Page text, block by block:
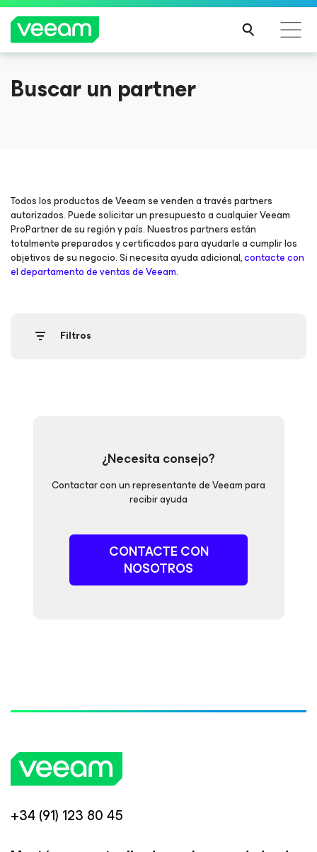
Guía de Veeam para los clientes afectados por la
actualización de contenido de CrowdStrike
Dive into the 2025 Session Lineup
The 2025 VeeamON agenda is here, and it’s the best yet.
Buscar un partner
Todos los productos de Veeam se venden a través partners
autorizados. Puede solicitar un presupuesto a cualquier Veeam
ProPartner de su región y país. Nuestros partners están
totalmente preparados y certificados para ayudarle a cumplir los
objetivos de su negocio. Si necesita ayuda adicional,contacte con
el departamento de ventas de Veeam.
Filtros
¿Necesita consejo?
Contactar con un representante de Veeam para
recibir ayuda
CONTACTE CON
NOSOTROS
+34 (91) 123 80 45